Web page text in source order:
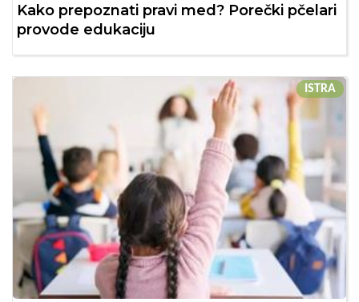
Kako prepoznati pravi med? Porečki pčelari
provode edukaciju
ISTRA